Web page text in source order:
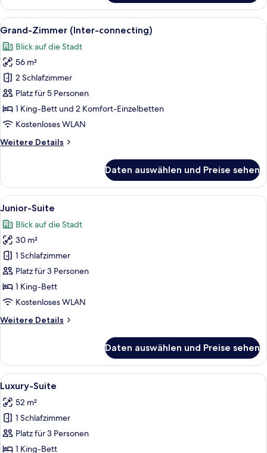
Doppel-
oder
-
(Deluxe)
Alle
Fotos
für
Grand-
Zimmer
(Inter-
connecting)
anzeigen
Ein Hotelzimmer mit zwei großen
7
Grand-Zimmer (Inter-connecting)
Blick auf die Stadt
56 m²
2 Schlafzimmer
Platz für 5 Personen
1 King-Bett und 2 Komfort-Einzelbetten
Kostenloses WLAN
Weitere Details
Weitere
Zimmer
(Inter-
connecting)
Daten auswählen und Preise sehen
Alle
Fotos
für
Junior-
Suite
anzeigen
Ein Hotelzimmer mit einem großen
5
Junior-Suite
Blick auf die Stadt
30 m²
1 Schlafzimmer
Platz für 3 Personen
1 King-Bett
Kostenloses WLAN
Weitere Details
Weitere
Suite
Daten auswählen und Preise sehen
Alle
Fotos
für
Luxury-
Suite
anzeigen
Luxury-Suite | Minibar, Zimmersafe,
14
Luxury-Suite
52 m²
1 Schlafzimmer
Platz für 3 Personen
1 King-Bett